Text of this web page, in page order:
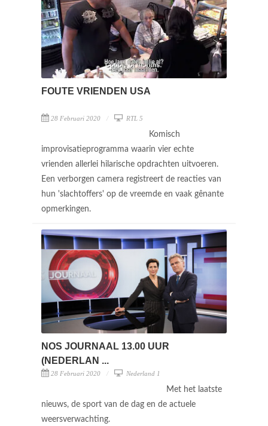
FOUTE VRIENDEN USA
28 Februari 2020 RTL 5
Komisch
improvisatieprogramma waarin vier echte
vrienden allerlei hilarische opdrachten uitvoeren.
Een verborgen camera registreert de reacties van
hun 'slachtoffers' op de vreemde en vaak gênante
opmerkingen.
NOS JOURNAAL 13.00 UUR
(NEDERLAN ...
28 Februari 2020 Nederland 1
Met het laatste
nieuws, de sport van de dag en de actuele
weersverwachting.